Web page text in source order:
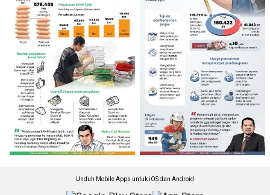
Unduh Mobile Apps untuk iOS dan Android